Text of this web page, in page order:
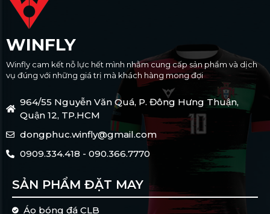
WINFLY
Winfly cam kết nỗ lực hết mình nhằm cung cấp sản phẩm và dịch
vụ đúng với những giá trị mà khách hàng mong đợi
964/55 Nguyễn Văn Quá, P. Đông Hưng Thuận,
Quận 12, TP.HCM
dongphuc.winfly@gmail.com
0909.334.418 - 090.366.7770
SẢN PHẨM ĐẶT MAY
Áo bóng đá CLB